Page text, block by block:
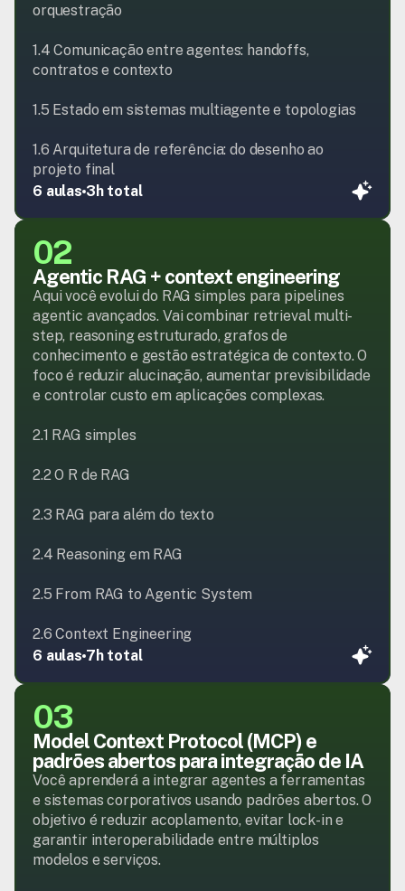
orquestração
1.4 Comunicação entre agentes: handoffs,
contratos e contexto
1.5 Estado em sistemas multiagente e topologias
1.6 Arquitetura de referência: do desenho ao
projeto final
6 aulas 3h total
02
Agentic RAG + context engineering
Aqui você evolui do RAG simples para pipelines
agentic avançados. Vai combinar retrieval multi-
step, reasoning estruturado, grafos de
conhecimento e gestão estratégica de contexto. O
foco é reduzir alucinação, aumentar previsibilidade
e controlar custo em aplicações complexas.
2.1 RAG simples
2.2 O R de RAG
2.3 RAG para além do texto
2.4 Reasoning em RAG
2.5 From RAG to Agentic System
2.6 Context Engineering
6 aulas 7h total
03
Model Context Protocol (MCP) e
padrões abertos para integração de IA
Você aprenderá a integrar agentes a ferramentas
e sistemas corporativos usando padrões abertos. O
objetivo é reduzir acoplamento, evitar lock-in e
garantir interoperabilidade entre múltiplos
modelos e serviços.